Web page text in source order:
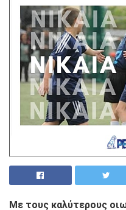
Με τους καλύτερους